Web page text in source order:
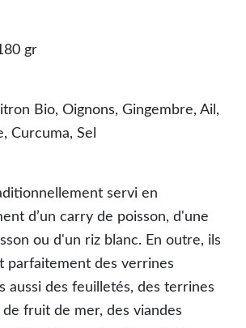
gr
Bio, Oignons, Gingembre, Ail,
Curcuma, Sel
servi en
d’un carry de poisson, d'une
ou d'un riz blanc. En outre, ils
parfaitement des verrines
aussi des feuilletés, des terrines
fruit de mer, des viandes